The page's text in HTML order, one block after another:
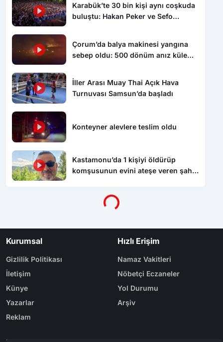
Karabük’te 30 bin kişi aynı coşkuda
buluştu: Hakan Peker ve Sefo
Çorum’da balya makinesi yangına
sebep oldu: 500 dönüm anız küle
İller Arası Muay Thai Açık Hava
Turnuvası Samsun’da başladı
Konteyner alevlere teslim oldu
Kastamonu’da 1 kişiyi öldürüp
komşusunun evini ateşe veren şahıs
Yükleniyor...
Kurumsal
Gizlilik Politikası
İletişim
Künye
Yazarlar
Reklam
Hızlı Erişim
Namaz Vakitleri
Nöbetçi Eczaneler
Yol Durumu
Arşiv